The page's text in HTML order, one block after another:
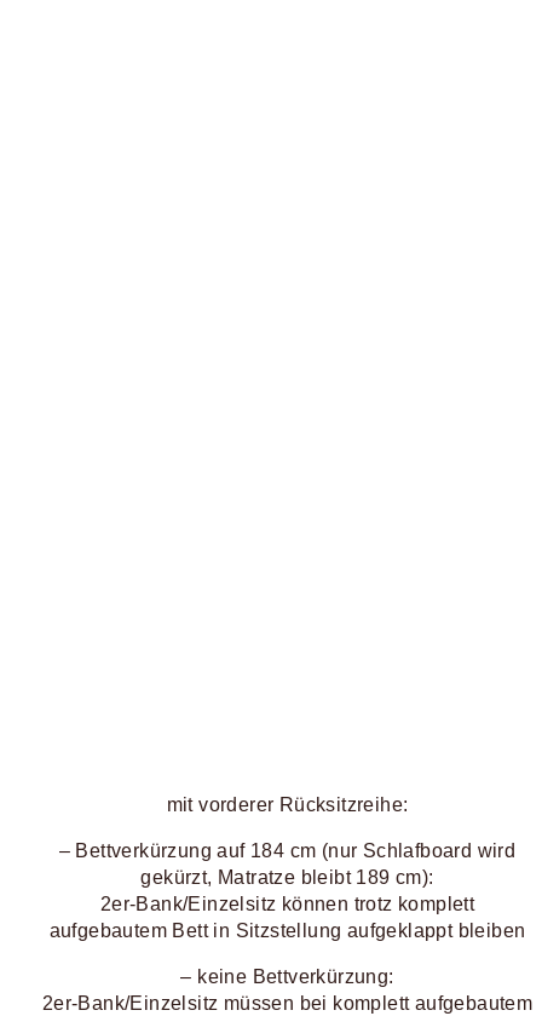
mit vorderer Rücksitzreihe:
– Bettverkürzung auf 184 cm (nur Schlafboard wird
gekürzt, Matratze bleibt 189 cm):
2er-Bank/Einzelsitz können trotz komplett
aufgebautem Bett in Sitzstellung aufgeklappt bleiben
– keine Bettverkürzung:
2er-Bank/Einzelsitz müssen bei komplett aufgebautem